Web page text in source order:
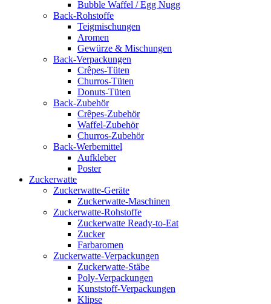
Bubble Waffel / Egg Nugg
Back-Rohstoffe
Teigmischungen
Aromen
Gewürze & Mischungen
Back-Verpackungen
Crêpes-Tüten
Churros-Tüten
Donuts-Tüten
Back-Zubehör
Crêpes-Zubehör
Waffel-Zubehör
Churros-Zubehör
Back-Werbemittel
Aufkleber
Poster
Zucker­watte
Zuckerwatte-Geräte
Zuckerwatte-Maschinen
Zuckerwatte-Rohstoffe
Zuckerwatte Ready-to-Eat
Zucker
Farbaromen
Zuckerwatte-Verpackungen
Zuckerwatte-Stäbe
Poly-Verpackungen
Kunststoff-Verpackungen
Klipse